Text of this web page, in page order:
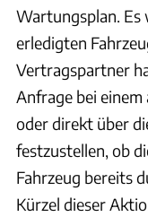
Wartungsplan. Es
erledigten
Vertragspartner
Anfrage bei
oder direkt über
festzustellen, ob
Fahrzeug bereits
Kürzel dieser